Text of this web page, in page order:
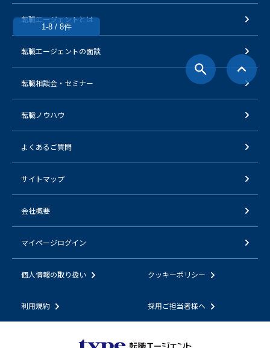
1-8 / 8件
転職エージェントとは
転職エージェントの面談
転職相談会・セミナー
転職ノウハウ
よくあるご質問
サイトマップ
会社概要
マイページログイン
個人情報の取り扱い クッキーポリシー
利用規約 採用ご担当者様へ